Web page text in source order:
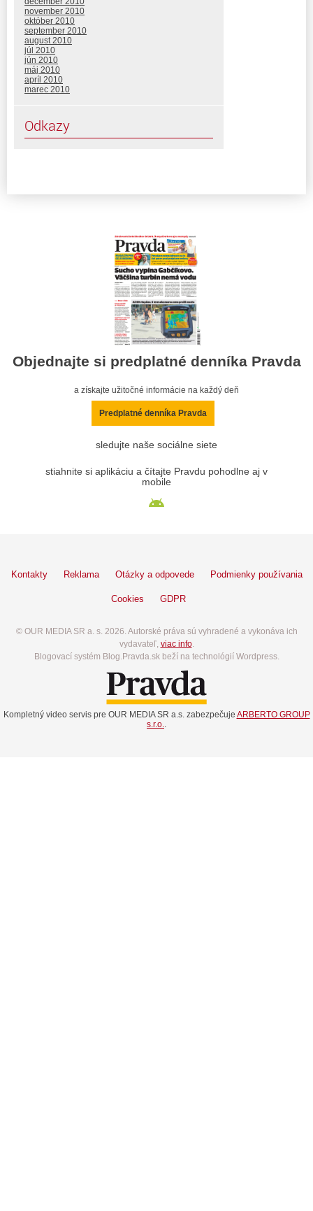
november 2010
október 2010
september 2010
august 2010
júl 2010
jún 2010
máj 2010
apríl 2010
marec 2010
Odkazy
Objednajte si predplatné denníka Pravda
a získajte užitočné informácie na každý deň
Predplatné denníka Pravda
sledujte naše sociálne siete
stiahnite si aplikáciu a čítajte Pravdu pohodlne aj v
mobile
Kontakty Reklama Otázky a odpovede Podmienky používania
Cookies GDPR
© OUR MEDIA SR a. s. 2026. Autorské práva sú vyhradené a vykonáva ich
vydavateľ, viac info.
Blogovací systém Blog.Pravda.sk beží na technológií Wordpress.
Kompletný video servis pre OUR MEDIA SR a.s. zabezpečuje ARBERTO GROUP
s.r.o..